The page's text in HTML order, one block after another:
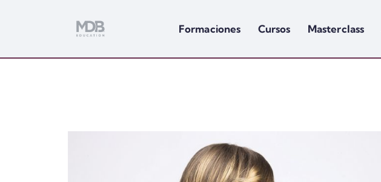
Formaciones Cursos Masterclass